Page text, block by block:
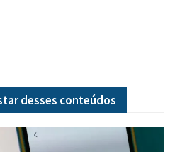
desses conteúdos